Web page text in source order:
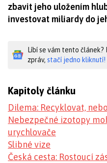
zbavit jeho uložením
investovat miliardy do
Líbí se vám tento článek?
zpráv, stačí jedno kliknutí!
Kapitoly článku
Dilema: Recyklovat,
Nebezpečné izotopy
urychlovače
Slibné vize
Česká cesta: Rostoucí